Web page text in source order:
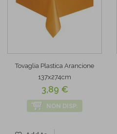
Tovaglia Plastica Arancione
137x274cm
3,89 €
NON DISP.